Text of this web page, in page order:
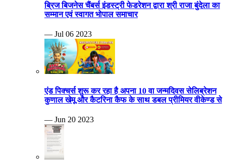
ब्रिज बिजनेस चैंबर्स इंडस्ट्री फेडरेशन द्वारा श्री राजा बुंदेला का
सम्मान एवं स्वागत भोपाल समाचार
— Jul 06 2023
एंड पिक्चर्स शुरू कर रहा है अपना 10 वा जन्मदिवस सेलिब्रेशन
कुणाल खेमू और कैटरिना कैफ के साथ डबल प्रीमियर वीकेण्ड से
— Jun 20 2023